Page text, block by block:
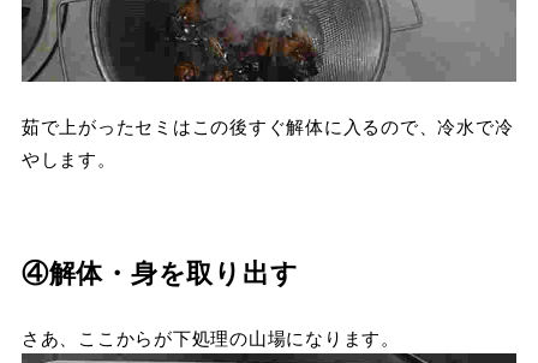
茹で上がったセミはこの後すぐ解体に入るので、冷水で冷
やします。
④解体・身を取り出す
さあ、ここからが下処理の山場になります。